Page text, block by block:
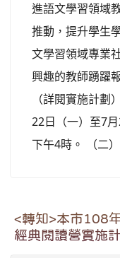
進語文學習領域
推動，提升學生
文學習領域專業
興趣的教師踴躍
（詳閱實施計劃
22日（一）至7
下午4時。 （二
<轉知>本市108
經典閱讀營實施